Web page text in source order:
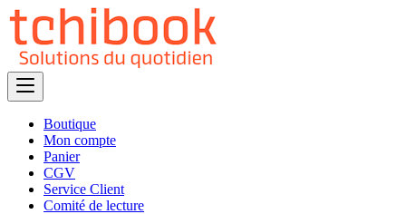
Skip
content
Boutique
Mon compte
Panier
CGV
Service Client
Comité de lecture